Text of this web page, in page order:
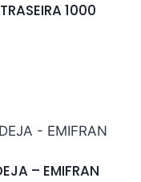
1000
– EMIFRAN